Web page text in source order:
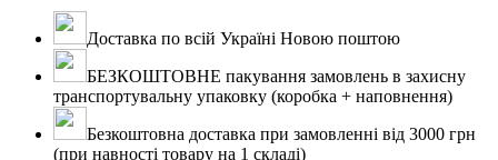
Доставка по всій Україні Новою поштою
БЕЗКОШТОВНЕ пакування замовлень в захисну
транспортувальну упаковку (коробка + наповнення)
Безкоштовна доставка при замовленні від 3000 грн
(при навності товару на 1 складі)